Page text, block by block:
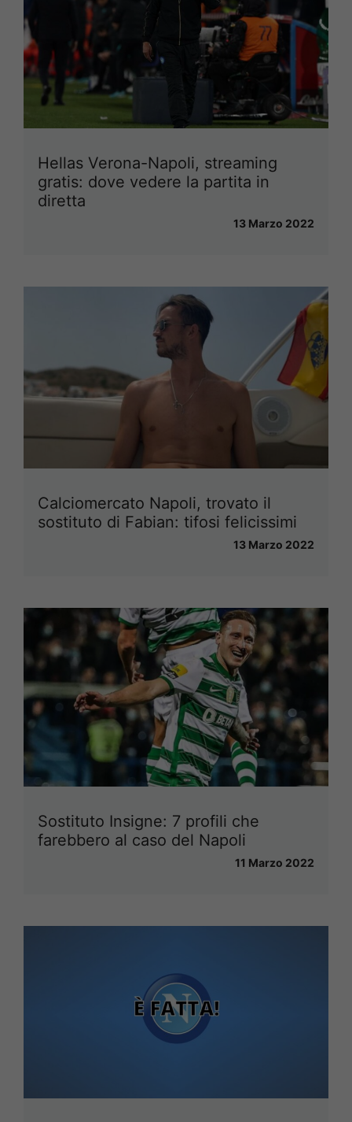
Hellas Verona-Napoli, streaming
gratis: dove vedere la partita in
diretta
13 Marzo 2022
Calciomercato Napoli, trovato il
sostituto di Fabian: tifosi felicissimi
13 Marzo 2022
Sostituto Insigne: 7 profili che
farebbero al caso del Napoli
11 Marzo 2022